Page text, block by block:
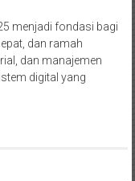
menjadi fondasi bagi
dan ramah
dan manajemen
digital yang